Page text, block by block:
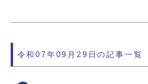
令和07年09月29日の記事一覧